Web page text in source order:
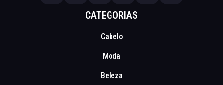
CATEGORIAS
Cabelo
Moda
Beleza